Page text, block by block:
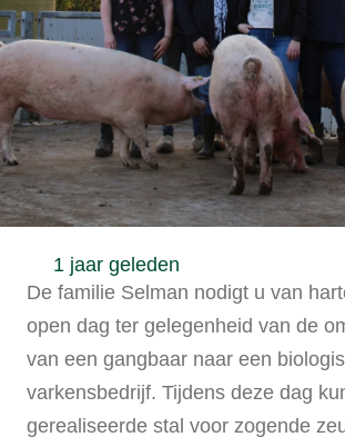
1 jaar geleden
De familie Selman nodigt u van
open dag ter gelegenheid van de
van een gangbaar naar een
varkensbedrijf. Tijdens deze dag
gerealiseerde stal voor zogende